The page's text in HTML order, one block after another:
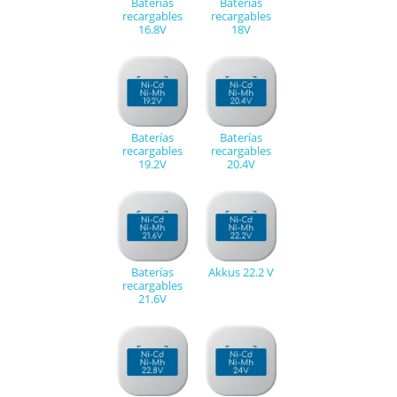
recargables
16.8V
recargables
18V
Baterías
recargables
19.2V
Baterías
recargables
20.4V
Baterías
recargables
21.6V
Akkus 22.2 V